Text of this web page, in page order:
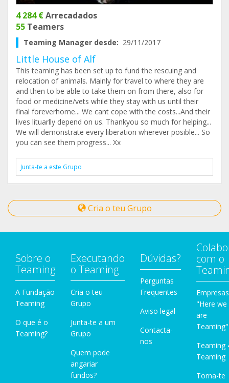
4 284 €Arrecadados
55 Teamers
Teaming Manager desde: 29/11/2017
Little House of Alf
This teaming has been set up to fund the rescuing and
relocation of animals. Mainly for travel to where they are
and then to be able to take them on from there, also for
food or medicine/vets while they stay with us until their
final foreverhome... We cant cope with the costs...And their
lives lituarlly depend on us. Thankyou so much for helping...
We will demonstrate every liberation wherever posible... So
you can see them progress... Xx
Junta-te a este Grupo
Cria o teu Grupo
Sobre o
Teaming
A Fundação
Teaming
O que é o
Teaming?
Executando
o Teaming
Cria o teu
Grupo
Junta-te a um
Grupo
Quem pode
angariar
fundos?
Dúvidas?
Perguntas
Frequentes
Aviso legal
Contacta-
nos
com o
Empresas
"Here we
are
Teaming"
Teaming
Teaming
Torna-te